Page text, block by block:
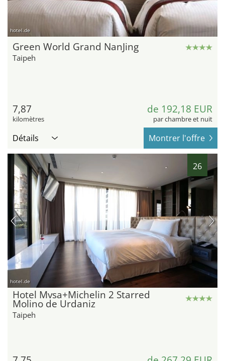
hotel.de
Green World Grand NanJing
Taipeh
7,87
kilomètres
de 192,18 EUR
par chambre et nuit
Détails Montrer l'offre
26
hotel.de
Hotel Mvsa+Michelin 2 Starred
Molino de Urdaniz
Taipeh